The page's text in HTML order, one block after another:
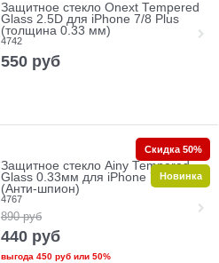
Защитное стекло Onext Tempered
Glass 2.5D для iPhone 7/8 Plus
(толщина 0.33 мм)
4742
550 руб
Защитное стекло Ainy Tempered
Glass 0.33мм для iPhone 7/8 Plus
(Анти-шпион)
4767
890 руб
440 руб
выгода 450 рубили 50%
Скидка 50%
Новинка